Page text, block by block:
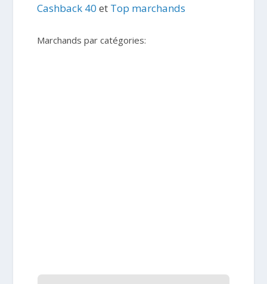
Cashback 40 et Top marchands
Marchands par catégories: